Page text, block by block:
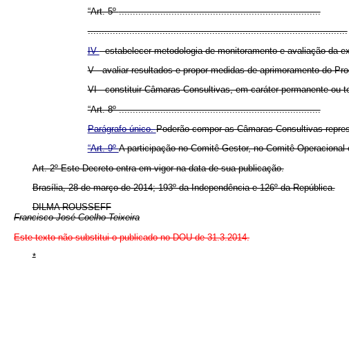
“Art. 5º.........................................................................
..............................................................................................
IV- estabelecer metodologia de monitoramento e avaliação da
V - avaliar resultados e propor medidas de aprimoramento do
VI - constituir Câmaras Consultivas, em caráter permanente ou
“Art. 8º .........................................................................
Parágrafo único.Poderão compor as Câmaras Consultivas
“Art. 9ºA participação no Comitê Gestor, no Comitê
Art. 2º Este Decreto entra em vigor na data de sua publicação.
Brasília, 28 de março de 2014; 193º da Independência e 126º da República.
DILMA ROUSSEFF
Francisco José Coelho Teixeira
Este texto não substitui o publicado no DOU de 31.3.2014.
*